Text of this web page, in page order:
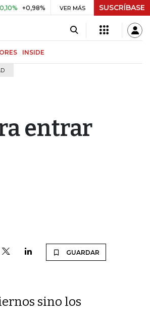
UVR $ 416,86 +$ 0,05 +0,01%
VER MÁS SUSCRÍBASE
INSIDE
entrar
GUARDAR
sino los